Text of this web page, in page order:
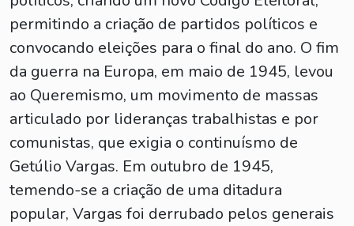
permitindo a criação de partidos políticos e
convocando eleições para o final do ano. O fim
da guerra na Europa, em maio de 1945, levou
ao Queremismo, um movimento de massas
articulado por lideranças trabalhistas e por
comunistas, que exigia o continuísmo de
Getúlio Vargas. Em outubro de 1945,
temendo-se a criação de uma ditadura
popular, Vargas foi derrubado pelos generais